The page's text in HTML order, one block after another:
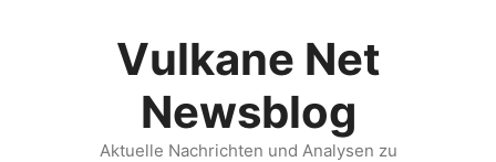
Vulkane Net
Newsblog
Aktuelle Nachrichten und Analysen zu